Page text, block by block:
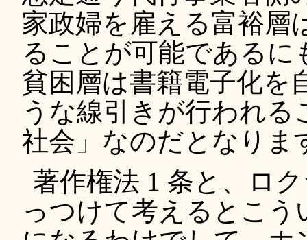
家政婦を雇える富裕層
ることが可能である
貧困層は書籍電子化を
うな線引きが行われ
社会」なのだとなりま
著作権法 1 条と、ロ
っつけて考えるとこ